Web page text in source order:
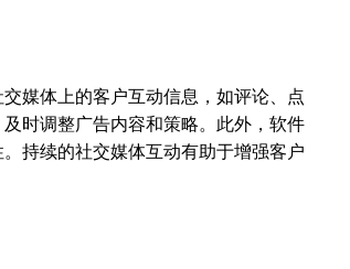
媒体上的客户互动信息，如评论、点
时调整广告内容和策略。此外，软件
持续的社交媒体互动有助于增强客户